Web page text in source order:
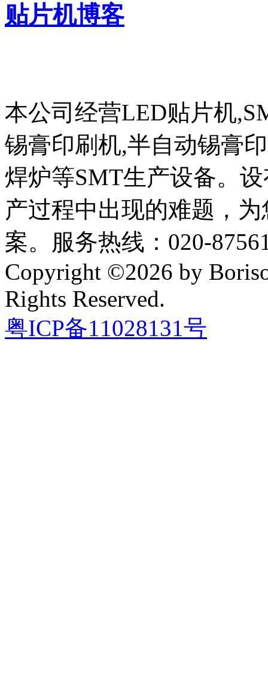
贴片机博客
本公司经营LED贴片机
锡膏印刷机,半自动锡膏
焊炉等SMT生产设备。
产过程中出现的难题，
案。服务热线：020-
Copyright ©2026 by
Rights Reserved.
粤ICP备11028131号